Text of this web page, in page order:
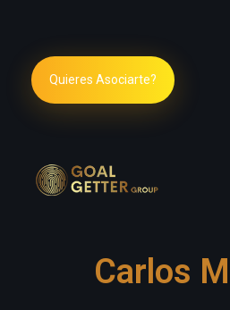
Quieres Asociarte?
Carlos